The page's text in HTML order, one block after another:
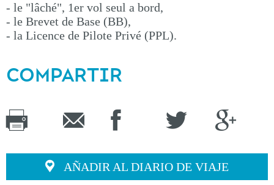
- le "lâché", 1er vol seul a bord,
- le Brevet de Base (BB),
- la Licence de Pilote Privé (PPL).
COMPARTIR
AÑADIR AL DIARIO DE VIAJE